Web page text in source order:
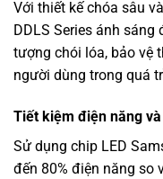
Với thiết kế chóa sâu
DDLS Series ánh
tượng chói lóa, bảo vệ
người dùng trong quá
Tiết kiệm điện năng
Sử dụng chip LED
đến 80% điện năng so